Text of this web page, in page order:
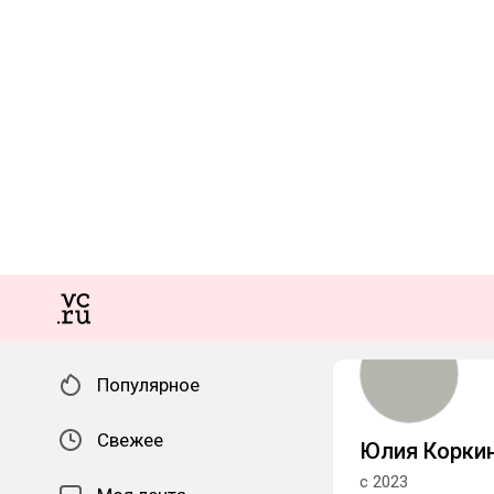
Популярное
Свежее Юлия
с 2023